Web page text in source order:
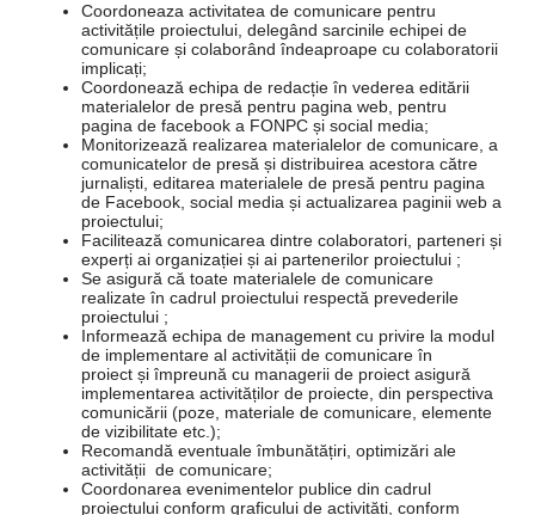
Coordoneaza activitatea de comunicare pentru
activitățile proiectului, delegând sarcinile echipei de
comunicare și colaborând îndeaproape cu colaboratorii
implicați;
Coordonează echipa de redacție în vederea editării
materialelor de presă pentru pagina web, pentru
pagina de facebook a FONPC și social media;
Monitorizează realizarea materialelor de comunicare, a
comunicatelor de presă și distribuirea acestora către
jurnaliști, editarea materialele de presă pentru pagina
de Facebook, social media și actualizarea paginii web a
proiectului;
Facilitează comunicarea dintre colaboratori, parteneri și
experți ai organizației și ai partenerilor proiectului ;
Se asigură că toate materialele de comunicare
realizate în cadrul proiectului respectă prevederile
proiectului ;
Informează echipa de management cu privire la modul
de implementare al activității de comunicare în
proiect și împreună cu managerii de proiect asigură
implementarea activităților de proiecte, din perspectiva
comunicării (poze, materiale de comunicare, elemente
de vizibilitate etc.);
Recomandă eventuale îmbunătățiri, optimizări ale
activității de comunicare;
Coordonarea evenimentelor publice din cadrul
proiectului conform graficului de activități, conform